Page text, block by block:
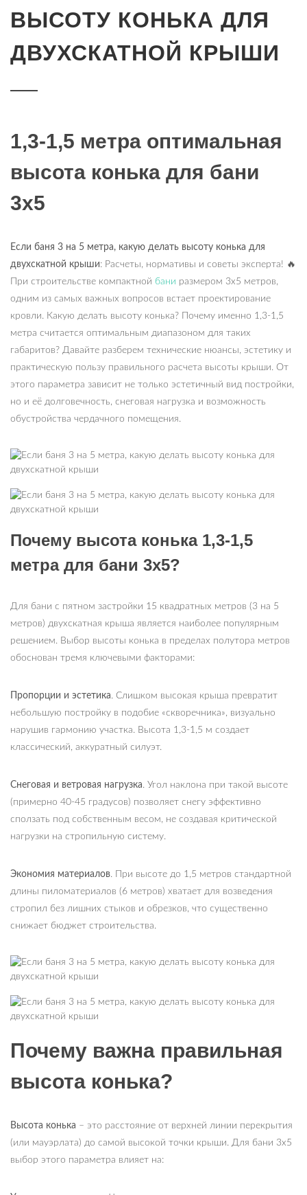
ВЫСОТУ КОНЬКА ДЛЯ
ДВУХСКАТНОЙ КРЫШИ
1,3-1,5 метра оптимальная
высота конька для бани
3х5
Если баня 3 на 5 метра, какую делать высоту конька для
двухскатной крыши: Расчеты, нормативы и советы эксперта! 🔥
При строительстве компактной бани размером 3х5 метров,
одним из самых важных вопросов встает проектирование
кровли. Какую делать высоту конька? Почему именно 1,3-1,5
метра считается оптимальным диапазоном для таких
габаритов? Давайте разберем технические нюансы, эстетику и
практическую пользу правильного расчета высоты крыши. От
этого параметра зависит не только эстетичный вид постройки,
но и её долговечность, снеговая нагрузка и возможность
обустройства чердачного помещения.
Почему высота конька 1,3-1,5
метра для бани 3х5?
Для бани с пятном застройки 15 квадратных метров (3 на 5
метров) двухскатная крыша является наиболее популярным
решением. Выбор высоты конька в пределах полутора метров
обоснован тремя ключевыми факторами:
Пропорции и эстетика. Слишком высокая крыша превратит
небольшую постройку в подобие «скворечника», визуально
нарушив гармонию участка. Высота 1,3-1,5 м создает
классический, аккуратный силуэт.
Снеговая и ветровая нагрузка. Угол наклона при такой высоте
(примерно 40-45 градусов) позволяет снегу эффективно
сползать под собственным весом, не создавая критической
нагрузки на стропильную систему.
Экономия материалов. При высоте до 1,5 метров стандартной
длины пиломатериалов (6 метров) хватает для возведения
стропил без лишних стыков и обрезков, что существенно
снижает бюджет строительства.
Почему важна правильная
высота конька?
Высота конька – это расстояние от верхней линии перекрытия
(или мауэрлата) до самой высокой точки крыши. Для бани 3х5
выбор этого параметра влияет на: